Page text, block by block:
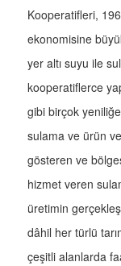
Kooperatifleri,
ekonomisine
yer altı suyu ile
kooperatiflerce
gibi birçok
sulama ve ürün
gösteren ve
hizmet veren
üretimin
dâhil her türlü
çeşitli alanlarda